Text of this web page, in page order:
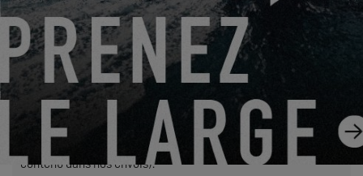
EXCESS s’entend de Construction Navale Bordeaux agissant
en qualité de responsable de traitement. Vos données
personnelles sont traitées afin de répondre à votre demande,
gérer nos relations avec vous et, si vous en avez fait le choix,
vous adresser nos communications (dans ce cas, vous
pourrez à tout moment vous désinscrire en utilisant le lien
contenu dans nos envois).